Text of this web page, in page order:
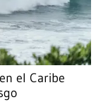
el Caribe